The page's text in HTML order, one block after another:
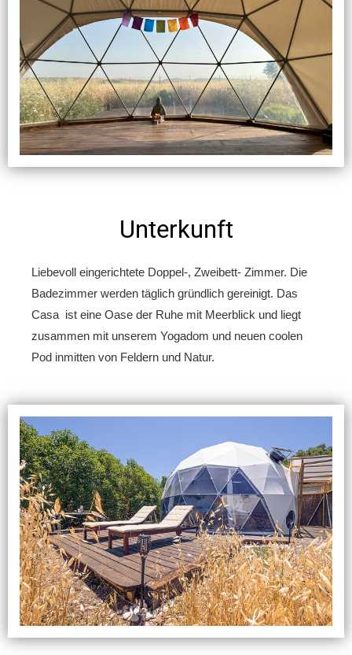
Unterkunft
Liebevoll eingerichtete Doppel-, Zweibett- Zimmer. Die
Badezimmer werden täglich gründlich gereinigt. Das
Casa ist eine Oase der Ruhe mit Meerblick und liegt
zusammen mit unserem Yogadom und neuen coolen
Pod inmitten von Feldern und Natur.